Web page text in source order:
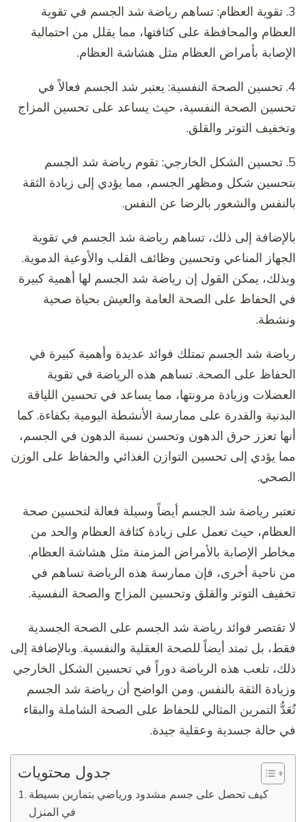
3. تقوية العظام: تساهم رياضة شد الجسم في تقوية
العظام والمحافظة على كثافتها، مما يقلل من احتمالية
الإصابة بأمراض العظام مثل هشاشة العظام.
4. تحسين الصحة النفسية: يعتبر شد الجسم فعالاً في
تحسين الصحة النفسية، حيث يساعد على تحسين المزاج
وتخفيف التوتر والقلق.
5. تحسين الشكل الخارجي: تقوم رياضة شد الجسم
بتحسين شكل ومظهر الجسم، مما يؤدي إلى زيادة الثقة
بالنفس والشعور بالرضا عن النفس.
بالإضافة إلى ذلك، تساهم رياضة شد الجسم في تقوية
الجهاز المناعي وتحسين وظائف القلب والأوعية الدموية.
وبذلك، يمكن القول إن رياضة شد الجسم لها أهمية كبيرة
في الحفاظ على الصحة العامة والعيش بحياة صحية
ونشطة.
رياضة شد الجسم تمتلك فوائد عديدة وأهمية كبيرة في
الحفاظ على الصحة. تساهم هذه الرياضة في تقوية
العضلات وزيادة مرونتها، مما يساعد في تحسين اللياقة
البدنية والقدرة على ممارسة الأنشطة اليومية بكفاءة. كما
أنها تعزز حرق الدهون وتحسن نسبة الدهون في الجسم،
مما يؤدي إلى تحسين التوازن الغذائي والحفاظ على الوزن
الصحي.
تعتبر رياضة شد الجسم أيضاً وسيلة فعالة لتحسين صحة
العظام، حيث تعمل على زيادة كثافة العظام والحد من
مخاطر الإصابة بالأمراض المزمنة مثل هشاشة العظام.
من ناحية أخرى، فإن ممارسة هذه الرياضة تساهم في
تخفيف التوتر والقلق وتحسين المزاج والصحة النفسية.
لا تقتصر فوائد رياضة شد الجسم على الصحة الجسدية
فقط، بل تمتد أيضاً للصحة العقلية والنفسية. وبالإضافة إلى
ذلك، تلعب هذه الرياضة دوراً في تحسين الشكل الخارجي
وزيادة الثقة بالنفس. ومن الواضح أن رياضة شد الجسم
تُعَدُّ التمرين المثالي للحفاظ على الصحة الشاملة والبقاء
في حالة جسدية وعقلية جيدة.
جدول محتويات
كيف تحصل على جسم مشدود ورياضي بتمارين بسيطة
في المنزل